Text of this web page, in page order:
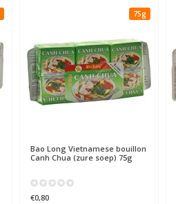
75g
Bao LongVietnamese bouillon
Canh Chua (zure soep) 75g
€0,80